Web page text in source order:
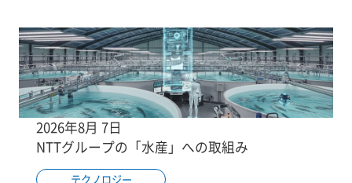
2026年8月 7日
NTTグループの「水産」への取組み
テクノロジー